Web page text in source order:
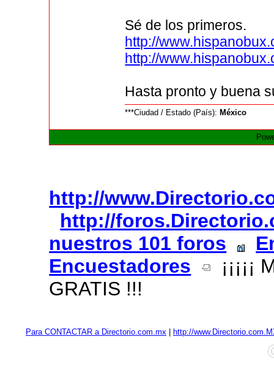
Sé de los primeros.
http://
http://
Hasta pronto y buena
***Ciudad / Estado (País): México
http://
http://
nuestros 101 foros
Encuestadores
GRATIS !!!
Para CONTACTAR a Directorio.com.mx http://